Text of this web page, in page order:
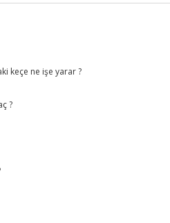
keçe ne işe yarar ?
?